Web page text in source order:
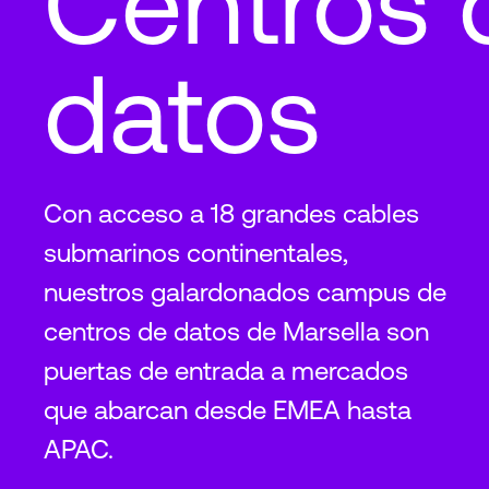
datos
Con acceso a 18 grandes cables
submarinos continentales,
nuestros galardonados campus de
centros de datos de Marsella son
puertas de entrada a mercados
que abarcan desde EMEA hasta
APAC.